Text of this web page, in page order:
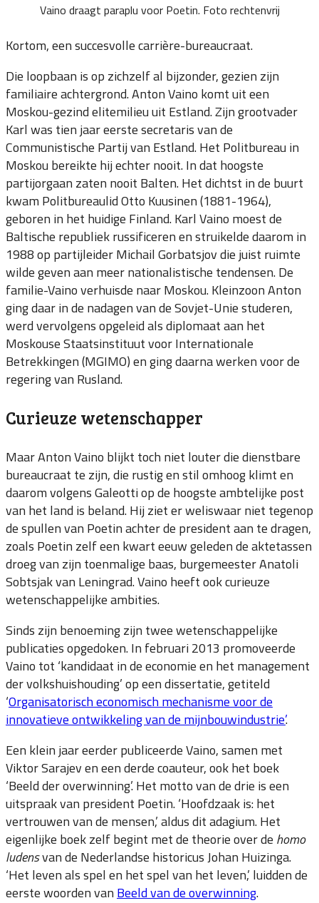
Vaino draagt paraplu voor Poetin. Foto rechtenvrij
Kortom, een succesvolle carrière-bureaucraat.
Die loopbaan is op zichzelf al bijzonder, gezien zijn
familiaire achtergrond. Anton Vaino komt uit een
Moskou-gezind elitemilieu uit Estland. Zijn grootvader
Karl was tien jaar eerste secretaris van de
Communistische Partij van Estland. Het Politbureau in
Moskou bereikte hij echter nooit. In dat hoogste
partijorgaan zaten nooit Balten. Het dichtst in de buurt
kwam Politbureaulid Otto Kuusinen (1881-1964),
geboren in het huidige Finland. Karl Vaino moest de
Baltische republiek russificeren en struikelde daarom in
1988 op partijleider Michail Gorbatsjov die juist ruimte
wilde geven aan meer nationalistische tendensen. De
familie-Vaino verhuisde naar Moskou. Kleinzoon Anton
ging daar in de nadagen van de Sovjet-Unie studeren,
werd vervolgens opgeleid als diplomaat aan het
Moskouse Staatsinstituut voor Internationale
Betrekkingen (MGIMO) en ging daarna werken voor de
regering van Rusland.
Curieuze wetenschapper
Maar Anton Vaino blijkt toch niet louter die dienstbare
bureaucraat te zijn, die rustig en stil omhoog klimt en
daarom volgens Galeotti op de hoogste ambtelijke post
van het land is beland. Hij ziet er weliswaar niet tegenop
de spullen van Poetin achter de president aan te dragen,
zoals Poetin zelf een kwart eeuw geleden de aktetassen
droeg van zijn toenmalige baas, burgemeester Anatoli
Sobtsjak van Leningrad. Vaino heeft ook curieuze
wetenschappelijke ambities.
Sinds zijn benoeming zijn twee wetenschappelijke
publicaties opgedoken. In februari 2013 promoveerde
Vaino tot ‘kandidaat in de economie en het management
der volkshuishouding’ op een dissertatie, getiteld
‘Organisatorisch economisch mechanisme voor de
innovatieve ontwikkeling van de mijnbouwindustrie’.
Een klein jaar eerder publiceerde Vaino, samen met
Viktor Sarajev en een derde coauteur, ook het boek
‘Beeld der overwinning’. Het motto van de drie is een
uitspraak van president Poetin. ‘Hoofdzaak is: het
vertrouwen van de mensen,’ aldus dit adagium. Het
eigenlijke boek zelf begint met de theorie over de homo
ludensvan de Nederlandse historicus Johan Huizinga.
‘Het leven als spel en het spel van het leven,’ luidden de
eerste woorden van Beeld van de overwinning.